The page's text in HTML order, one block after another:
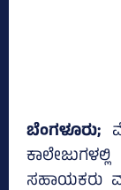
ಬೆಂಗಳೂರು;
ಸಹಾಯಕರು